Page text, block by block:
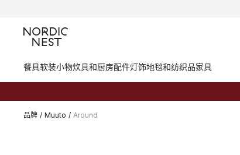
餐具软装小物炊具和厨房配件灯饰地毯和纺织品家具
品牌 / Muuto / Around